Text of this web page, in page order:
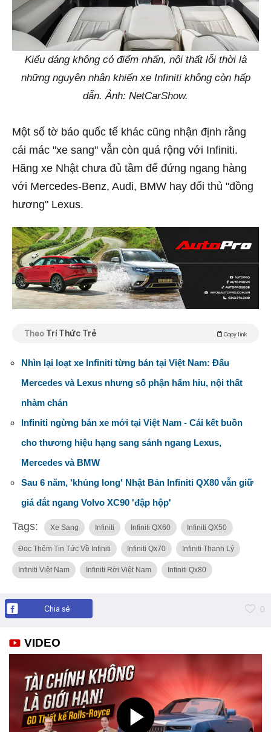
Kiểu dáng không có điểm nhấn, nội thất lỗi thời là
những nguyên nhân khiến xe Infiniti không còn hấp
dẫn. Ảnh: NetCarShow.
Một số tờ báo quốc tế khác cũng nhận định rằng
cái mác "xe sang" vẫn còn quá rộng với Infiniti.
Hãng xe Nhật chưa đủ tầm để đứng ngang hàng
với Mercedes-Benz, Audi, BMW hay đối thủ "đồng
hương" Lexus.
Theo Trí Thức Trẻ Copy link
Nhìn lại loạt xe Infiniti từng bán tại Việt Nam: Đấu
Mercedes và Lexus nhưng số phận hẩm hiu, nội thất
nhàm chán
Infiniti ngừng bán xe mới tại Việt Nam - Cái kết buồn
cho thương hiệu hạng sang sánh ngang Lexus,
Mercedes và BMW
Sau 6 năm, 'khủng long' Nhật Bản Infiniti QX80 vẫn giữ
giá đắt ngang Volvo XC90 'đập hộp'
Tags: Xe Sang Infiniti Infiniti QX60 Infiniti QX50
Đọc Thêm Tin Tức Về Infiniti Infiniti Qx70 Infiniti Thanh Lý
Infiniti Việt Nam Infiniti Rời Việt Nam Infiniti Qx80
Chia sẻ 0
VIDEO